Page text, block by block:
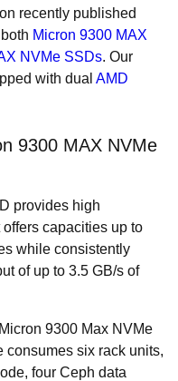
recently published
Micron 9300 MAX
NVMe SSDs. Our
with dual AMD
9300 MAX NVMe
provides high
capacities up to
while consistently
of up to 3.5 GB/s of
9300 Max NVMe
consumes six rack units,
four Ceph data